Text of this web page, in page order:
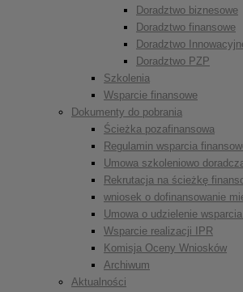
Doradztwo biznesowe
Doradztwo finansowe
Doradztwo
Doradztwo PZP
Szkolenia
Wsparcie finansowe
Dokumenty do pobrania
Ścieżka pozafinansowa
Regulamin wsparcia
Umowa szkoleniowo
Rekrutacja na ścieżkę
wniosek o dofinansowanie
Umowa o udzielenie
Wsparcie realizacji IPR
Komisja Oceny Wniosków
Archiwum
Aktualności